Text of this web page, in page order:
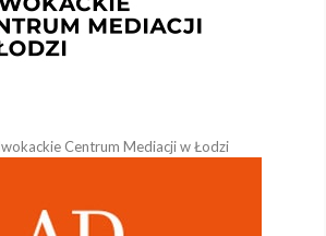
Centrum Mediacji w Łodzi